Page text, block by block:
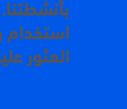
استخدام
العثور